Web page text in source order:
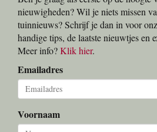
nieuwigheden? Wil je niets missen
tuinnieuws? Schrijf je dan in voor
handige tips, de laatste nieuwtjes en
Meer info?Klik hier.
Emailadres
Voornaam